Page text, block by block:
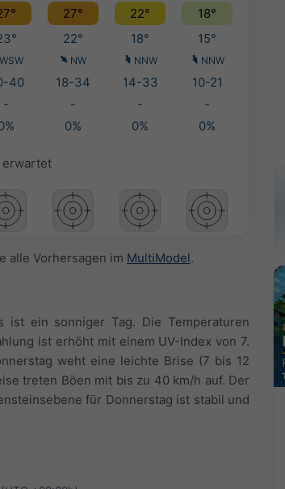
27° 22°
18°
22° 18° 15°
WSW NW NNW NNW
40 18-34 14-33
10-21
- - -
-
0% 0% 0%
erwartet
alle Vorhersagen im MultiModel.
ist ein sonniger Tag. Die Temperaturen
ist erhöht mit einem UV-Index von 7.
weht eine leichte Brise (7 bis 12
treten Böen mit bis zu 40 km/h auf. Der
für Donnerstag ist stabil und